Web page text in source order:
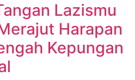
Lazismu
Harapan
Kepungan